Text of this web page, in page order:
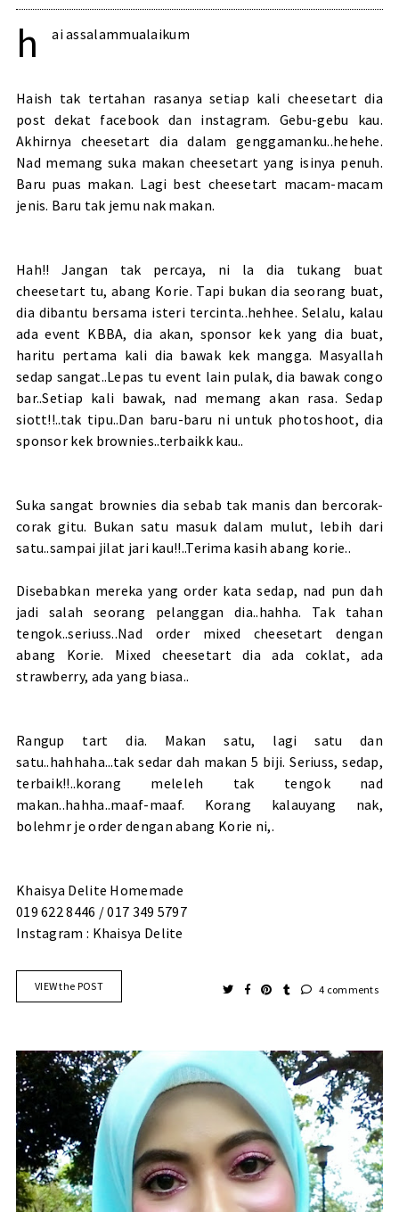
h ai assalammualaikum
Haish tak tertahan rasanya setiap kali cheesetart dia
post dekat facebook dan instagram. Gebu-gebu kau.
Akhirnya cheesetart dia dalam genggamanku..hehehe.
Nad memang suka makan cheesetart yang isinya penuh.
Baru puas makan. Lagi best cheesetart macam-macam
jenis. Baru tak jemu nak makan.
Hah!! Jangan tak percaya, ni la dia tukang buat
cheesetart tu, abang Korie. Tapi bukan dia seorang buat,
dia dibantu bersama isteri tercinta..hehhee. Selalu, kalau
ada event KBBA, dia akan, sponsor kek yang dia buat,
haritu pertama kali dia bawak kek mangga. Masyallah
sedap sangat..Lepas tu event lain pulak, dia bawak congo
bar..Setiap kali bawak, nad memang akan rasa. Sedap
siott!!..tak tipu..Dan baru-baru ni untuk photoshoot, dia
sponsor kek brownies..terbaikk kau..
Suka sangat brownies dia sebab tak manis dan bercorak-
corak gitu. Bukan satu masuk dalam mulut, lebih dari
satu..sampai jilat jari kau!!..Terima kasih abang korie..
Disebabkan mereka yang order kata sedap, nad pun dah
jadi salah seorang pelanggan dia..hahha. Tak tahan
tengok..seriuss..Nad order mixed cheesetart dengan
abang Korie. Mixed cheesetart dia ada coklat, ada
strawberry, ada yang biasa..
Rangup tart dia. Makan satu, lagi satu dan
satu..hahhaha...tak sedar dah makan 5 biji. Seriuss, sedap,
terbaik!!..korang meleleh tak tengok nad
makan..hahha..maaf-maaf. Korang kalauyang nak,
bolehmr je order dengan abang Korie ni,.
Khaisya Delite Homemade
019 622 8446 / 017 349 5797
Instagram : Khaisya Delite
VIEW the POST 4 comments